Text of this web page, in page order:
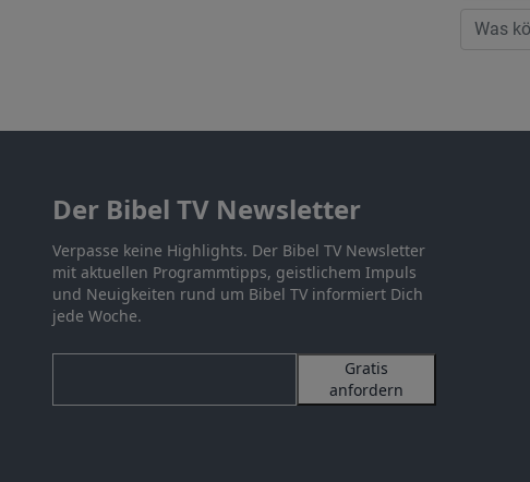
Der Bibel TV Newsletter
Verpasse keine Highlights. Der Bibel TV Newsletter
mit aktuellen Programmtipps, geistlichem Impuls
und Neuigkeiten rund um Bibel TV informiert Dich
jede Woche.
Gratis
anfordern